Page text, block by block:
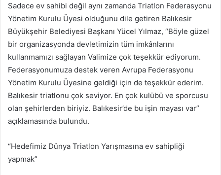
Sadece ev sahibi değil aynı zamanda Triatlon Federasyonu
Yönetim Kurulu Üyesi olduğunu dile getiren Balıkesir
Büyükşehir Belediyesi Başkanı Yücel Yılmaz, “Böyle güzel
bir organizasyonda devletimizin tüm imkânlarını
kullanmamızı sağlayan Valimize çok teşekkür ediyorum.
Federasyonumuza destek veren Avrupa Federasyonu
Yönetim Kurulu Üyesine geldiği için de teşekkür ederim.
Balıkesir triatlonu çok seviyor. En çok kulübü ve sporcusu
olan şehirlerden biriyiz. Balıkesir’de bu işin mayası var”
açıklamasında bulundu.
“Hedefimiz Dünya Triatlon Yarışmasına ev sahipliği
yapmak”